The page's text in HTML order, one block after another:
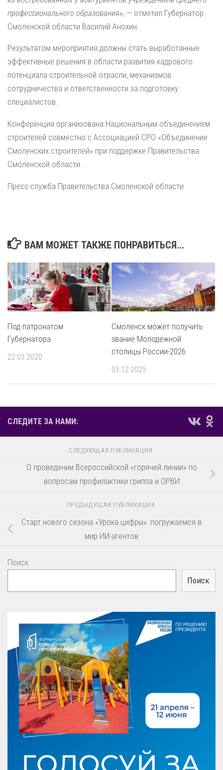
профессионального образования», — отметил Губернатор
Смоленской области Василий Анохин.
Результатом мероприятия должны стать выработанные
эффективные решения в области развития кадрового
потенциала строительной отрасли, механизмов
сотрудничества и ответственности за подготовку
специалистов.
Конференция организована Национальным объединением
строителей совместно с Ассоциацией СРО «Объединение
Смоленских строителей» при поддержке Правительства
Смоленской области.
Пресс-служба Правительства Смоленской области
ВАМ МОЖЕТ ТАКЖЕ ПОНРАВИТЬСЯ...
Под патронатом
Губернатора
22.03.2020
Смоленск может получить
звание Молодежной
столицы России-2026
03.12.2025
СЛЕДИТЕ ЗА НАМИ:
СЛЕДУЮЩАЯ ПУБЛИКАЦИЯ
О проведении Всероссийской «горячей линии» по
вопросам профилактики гриппа и ОРВИ
ПРЕДЫДУЩАЯ ПУБЛИКАЦИЯ
Старт нового сезона «Урока цифры»: погружаемся в
мир ИИ-агентов
Поиск
Поиск